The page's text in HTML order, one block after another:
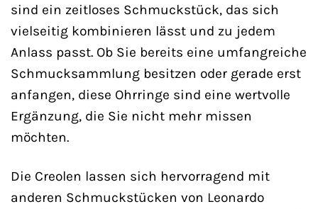
sind ein zeitloses Schmuckstück, das sich
vielseitig kombinieren lässt und zu jedem
Anlass passt. Ob Sie bereits eine umfangreiche
Schmucksammlung besitzen oder gerade erst
anfangen, diese Ohrringe sind eine wertvolle
Ergänzung, die Sie nicht mehr missen
möchten.
Die Creolen lassen sich hervorragend mit
anderen Schmuckstücken von Leonardo